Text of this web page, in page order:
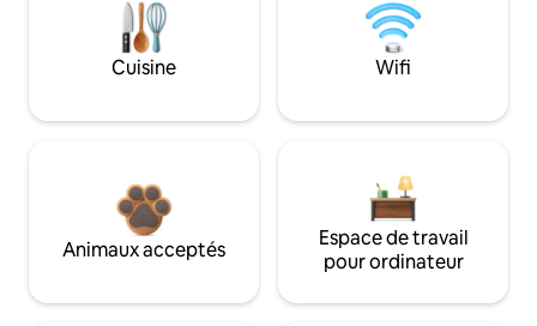
Cuisine Wifi
Animaux acceptés
Espace de travail
pour ordinateur